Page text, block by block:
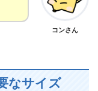
コンさん
なサイズ